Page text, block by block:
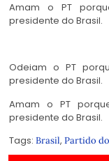
Amam o PT
presidente do Brasil.
Odeiam o PT
presidente do Brasil.
Amam o PT
presidente do Brasil.
Tags: Brasil, Partido